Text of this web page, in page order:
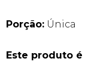
Porção: Única
Este produto